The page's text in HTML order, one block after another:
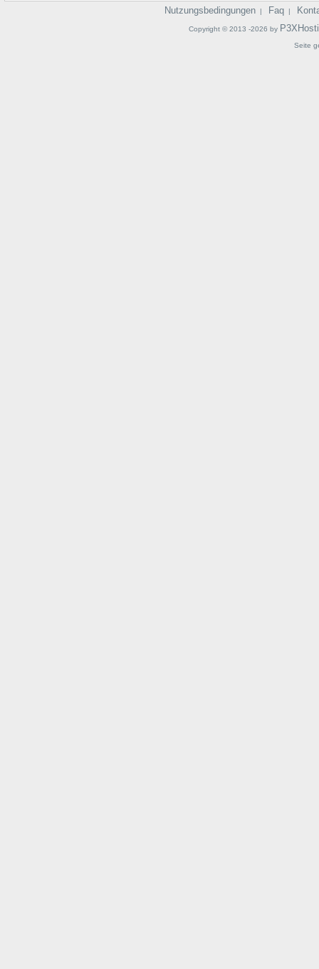
Nutzungsbedingungen | Faq |
Copyright © 2013 -2026 by
Seite